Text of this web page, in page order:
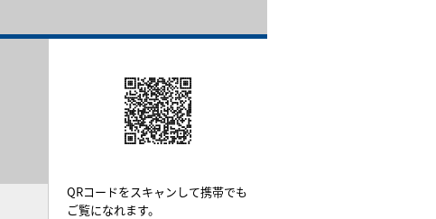
QRコードをスキャンして携帯でも
ご覧になれます。